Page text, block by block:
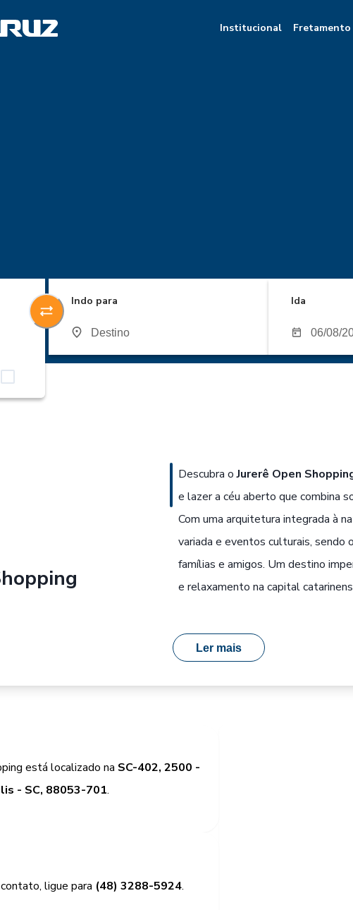
Institucional Fretamento
Indo para Ida
Descubra oJurerê Open
e lazer a céu aberto que combina
Com uma arquitetura integrada à
variada e eventos culturais,
famílias e amigos. Um destino
e relaxamento na capital
Ler mais
está localizado na SC-402, 2500 -
- SC, 88053-701.
ligue para (48) 3288-5924.